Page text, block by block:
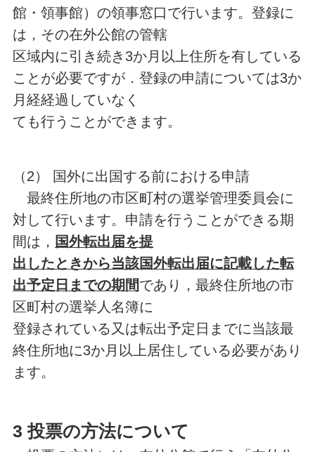
館・領事館）の領事窓口で行います。登録に
は，その在外公館の管轄
区域内に引き続き3か月以上住所を有している
ことが必要ですが．登録の申請については3か
月経経過していなく
ても行うことができます。
（2） 国外に出国する前における申請
最終住所地の市区町村の選挙管理委員会に
対して行います。申請を行うことができる期
間は， 国外転出届を提
出したときから当該国外転出届に記載した転
出予定日までの期間であり，最終住所地の市
区町村の選挙人名簿に
登録されている又は転出予定日までに当該最
終住所地に3か月以上居住している必要があり
ます。
3 投票の方法について